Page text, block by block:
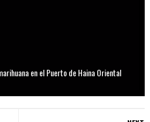
en el Puerto de Haina Oriental